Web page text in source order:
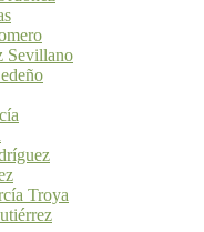
Sevillano
Troya